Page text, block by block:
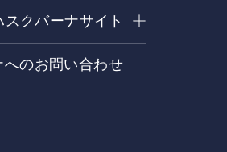
スクバーナサイト
のお問い合わせ